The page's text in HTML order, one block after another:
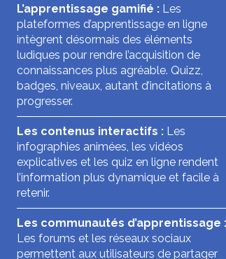
L’apprentissage gamifié : Les
plateformes d’apprentissage en ligne
intègrent désormais des éléments
ludiques pour rendre l’acquisition de
connaissances plus agréable. Quizz,
badges, niveaux, autant d’incitations à
progresser.
Les contenus interactifs : Les
infographies animées, les vidéos
explicatives et les quiz en ligne rendent
l’information plus dynamique et facile à
retenir.
Les communautés d’apprentissage :
Les forums et les réseaux sociaux
permettent aux utilisateurs de partager